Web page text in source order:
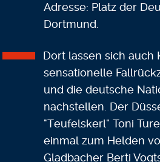
Adresse: Platz der
Dortmund.
Dort lassen sich auch
sensationelle
und die deutsche
nachstellen. Der
"Teufelskerl" Toni
einmal zum Helden
Gladbacher Berti